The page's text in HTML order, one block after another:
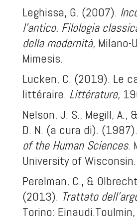
Leghissa, G. (2007).
l’antico. Filologia
della modernità, Milano-
Mimesis.
Lucken, C. (2019). Le
littéraire. Littérature,
Nelson, J. S., Megill, A.,
D. N. (a cura di). (1987).
of the Human Sciences.
University of Wisconsin.
Perelman, C., &
(2013). Trattato
Torino: